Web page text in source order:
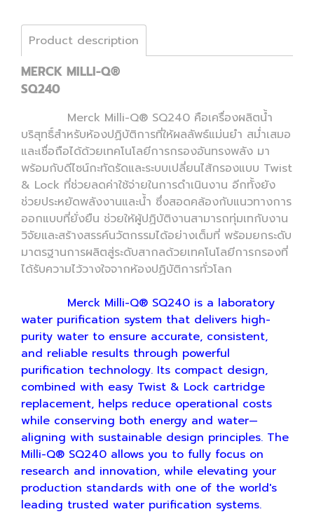
Product description
MERCK MILLI-Q®
SQ240
Merck Milli-Q® SQ240 คือเครื่องผลิตน้ำ
บริสุทธิ์สำหรับห้องปฏิบัติการที่ให้ผลลัพธ์แม่นยำ สม่ำเสมอ
และเชื่อถือได้ด้วยเทคโนโลยีการกรองอันทรงพลัง มา
พร้อมกับดีไซน์กะทัดรัดและระบบเปลี่ยนไส้กรองแบบ Twist
& Lock ที่ช่วยลดค่าใช้จ่ายในการดำเนินงาน อีกทั้งยัง
ช่วยประหยัดพลังงานและน้ำ ซึ่งสอดคล้องกับแนวทางการ
ออกแบบที่ยั่งยืน ช่วยให้ผู้ปฏิบัติงานสามารถทุ่มเทกับงาน
วิจัยและสร้างสรรค์นวัตกรรมได้อย่างเต็มที่ พร้อมยกระดับ
มาตรฐานการผลิตสู่ระดับสากลด้วยเทคโนโลยีการกรองที่
ได้รับความไว้วางใจจากห้องปฏิบัติการทั่วโลก
Merck Milli-Q® SQ240 is a laboratory
water purification system that delivers high-
purity water to ensure accurate, consistent,
and reliable results through powerful
purification technology. Its compact design,
combined with easy Twist & Lock cartridge
replacement, helps reduce operational costs
while conserving both energy and water—
aligning with sustainable design principles. The
Milli-Q® SQ240 allows you to fully focus on
research and innovation, while elevating your
production standards with one of the world's
leading trusted water purification systems.